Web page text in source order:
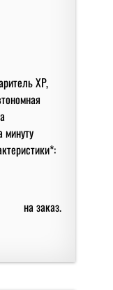
XP,
минуту
на заказ.